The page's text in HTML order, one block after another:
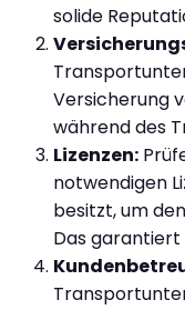
solide
Versicherung
während des
Lizenzen:
notwendigen
besitzt, um
Das garantiert